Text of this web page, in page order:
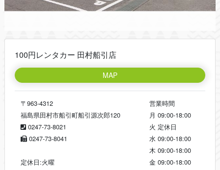
100円レンタカー 田村船引店
MAP
〒963-4312
福島県田村市船引町船引源次郎120
0247-73-8021
0247-73-8041
定休日:火曜
営業時間
月 09:00-18:00
火 定休日
水 09:00-18:00
木 09:00-18:00
金 09:00-18:00